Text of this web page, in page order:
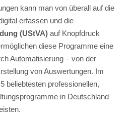
kann man von überall auf die
erfassen und die
(UStVA)auf Knopfdruck
diese Programme eine
Automatisierung – von der
von Auswertungen. Im
beliebtesten professionellen,
in Deutschland